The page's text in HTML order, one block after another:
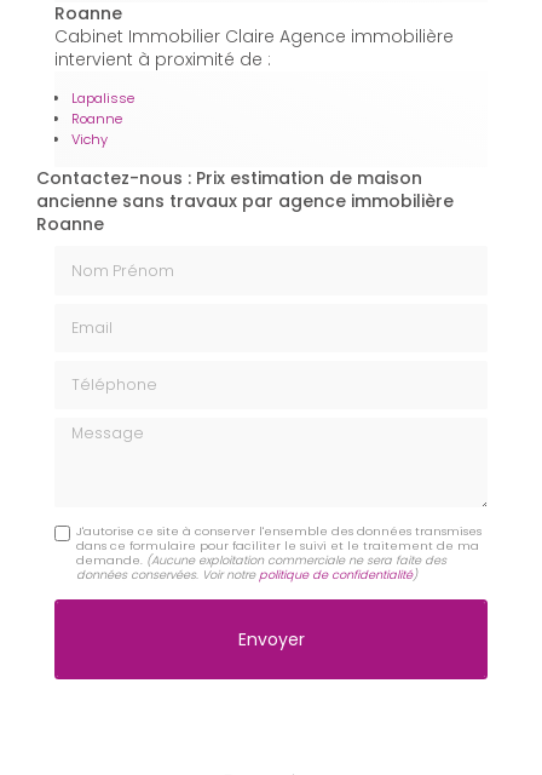
Roanne
Cabinet Immobilier Claire Agence immobilière
intervient à proximité de :
Lapalisse
Roanne
Vichy
Contactez-nous : Prix estimation de maison
ancienne sans travaux par agence immobilière
Roanne
Message
J'autorise ce site à conserver l'ensemble des données transmises
dans ce formulaire pour faciliter le suivi et le traitement de ma
demande. (Aucune exploitation commerciale ne sera faite des
données conservées. Voir notrepolitique de confidentialité)